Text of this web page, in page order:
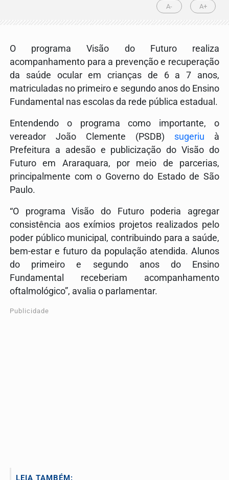
A- A+
O programa Visão do Futuro realiza
acompanhamento para a prevenção e recuperação
da saúde ocular em crianças de 6 a 7 anos,
matriculadas no primeiro e segundo anos do Ensino
Fundamental nas escolas da rede pública estadual.
Entendendo o programa como importante, o
vereador João Clemente (PSDB) sugeriu à
Prefeitura a adesão e publicização do Visão do
Futuro em Araraquara, por meio de parcerias,
principalmente com o Governo do Estado de São
Paulo.
“O programa Visão do Futuro poderia agregar
consistência aos exímios projetos realizados pelo
poder público municipal, contribuindo para a saúde,
bem-estar e futuro da população atendida. Alunos
do primeiro e segundo anos do Ensino
Fundamental receberiam acompanhamento
oftalmológico”, avalia o parlamentar.
Publicidade